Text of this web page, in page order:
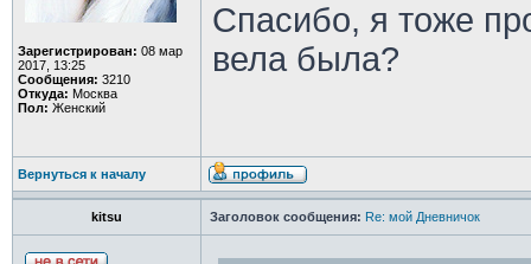
Зарегистрирован: 08 мар
2017, 13:25
Сообщения: 3210
Откуда: Москва
Пол: Женский
Спасибо, я тоже
вела была?
Вернуться к началу
kitsu Заголовок сообщения: Re: мой Дневничок